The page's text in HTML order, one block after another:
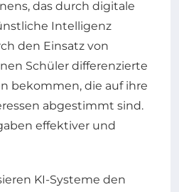
das durch digitale
Intelligenz
den Einsatz von
Schüler differenzierte
bekommen, die auf ihre
abgestimmt sind.
effektiver und
KI-Systeme den